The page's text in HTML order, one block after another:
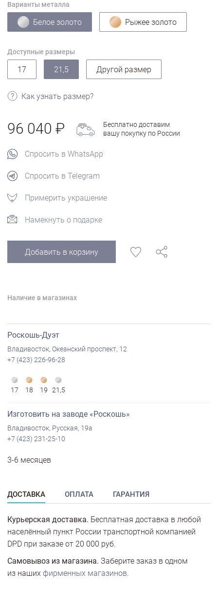
Варианты металла
Белое золото Рыжее золото
Доступные размеры
17 21,5 Другой размер
Как узнать размер?
96 040
Бесплатно доставим
вашу покупку по России
Спросить в WhatsApp
Спросить в Telegram
Примерить украшение
Намекнуть о подарке
Добавить в корзину
Наличие в магазинах
Роскошь-Дуэт
Владивосток, Океанский проспект, 12
+7 (423) 226-96-28
17 18 19 21,5
Изготовить на заводе «Роскошь»
Владивосток, Русская, 19а
+7 (423) 231-25-10
3-6 месяцев
ДОСТАВКА ОПЛАТА ГАРАНТИЯ
Курьерская доставка. Бесплатная доставка в любой
населённый пункт России транспортной компанией
DPD при заказе от 20 000 руб.
Самовывоз из магазина. Заберите заказ в одном
из наших фирменных магазинов.